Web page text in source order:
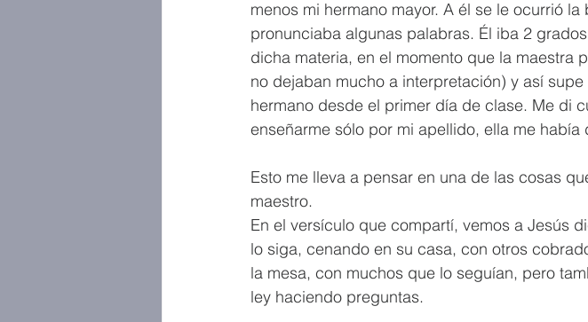
menos mi hermano mayor. A él se le ocurrió
pronunciaba algunas palabras. Él iba 2
dicha materia, en el momento que la maestra
no dejaban mucho a interpretación) y así
hermano desde el primer día de clase. Me di
enseñarme sólo por mi apellido, ella me había
Esto me lleva a pensar en una de las cosas
maestro.
En el versículo que compartí, vemos a Jesús
lo siga, cenando en su casa, con otros
la mesa, con muchos que lo seguían, pero
ley haciendo preguntas.